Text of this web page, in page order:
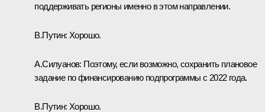
поддерживать регионы именно в этом направлении.
В.Путин: Хорошо.
А.Силуанов: Поэтому, если возможно, сохранить плановое
задание по финансированию подпрограммы с 2022 года.
В.Путин: Хорошо.